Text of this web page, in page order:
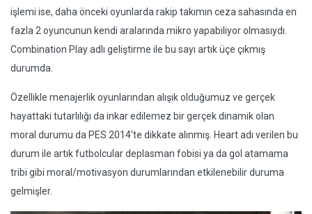
işlemi ise, daha önceki oyunlarda rakip takımın ceza sahasında en
fazla 2 oyuncunun kendi aralarında mikro yapabiliyor olmasıydı.
Combination Play adlı geliştirme ile bu sayı artık üçe çıkmış
durumda.
Özellikle menajerlik oyunlarından alışık olduğumuz ve gerçek
hayattaki tutarlılığı da inkar edilemez bir gerçek dinamik olan
moral durumu da PES 2014'te dikkate alınmış. Heart adı verilen bu
durum ile artık futbolcular deplasman fobisi ya da gol atamama
tribi gibi moral/motivasyon durumlarından etkilenebilir duruma
gelmişler.